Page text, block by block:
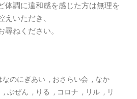
に違和感を感じた方は無理を
いただき、
ください。
なのにぎあい , おさらい会 , なか
, ぶぜん , りる , コロナ , リル , リ